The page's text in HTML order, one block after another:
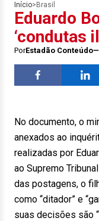
Início> Brasil
Eduardo
‘condutas
PorEstadão Conteúdo
No documento, o
anexados ao
realizadas por
ao Supremo
das postagens, o
como “ditador” e
suas decisões são